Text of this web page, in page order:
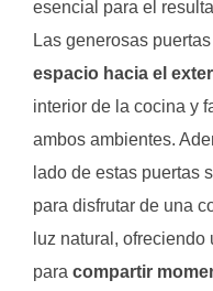
esencial para el
Las generosas
espacio hacia el
interior de la cocina y
ambos ambientes.
lado de estas puertas
para disfrutar de una
luz natural,
para compartir